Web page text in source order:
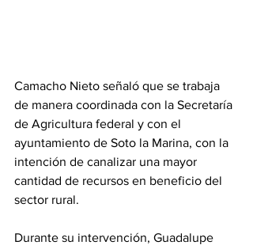
Camacho Nieto señaló que se trabaja
de manera coordinada con la Secretaría
de Agricultura federal y con el
ayuntamiento de Soto la Marina, con la
intención de canalizar una mayor
cantidad de recursos en beneficio del
sector rural.
Durante su intervención, Guadalupe